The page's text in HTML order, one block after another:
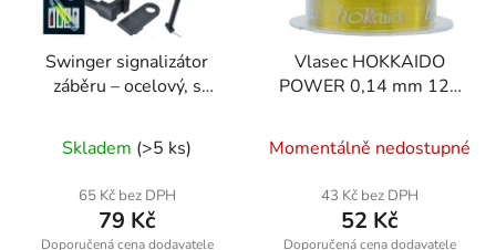
Swinger signalizátor
záběru – ocelový, s
světlušku
Skladem (>5 ks)
65 Kč bez DPH
79 Kč
Vlasec HOKKAIDO
POWER 0,14 mm 120
Momentálně nedostupné
43 Kč bez DPH
52 Kč